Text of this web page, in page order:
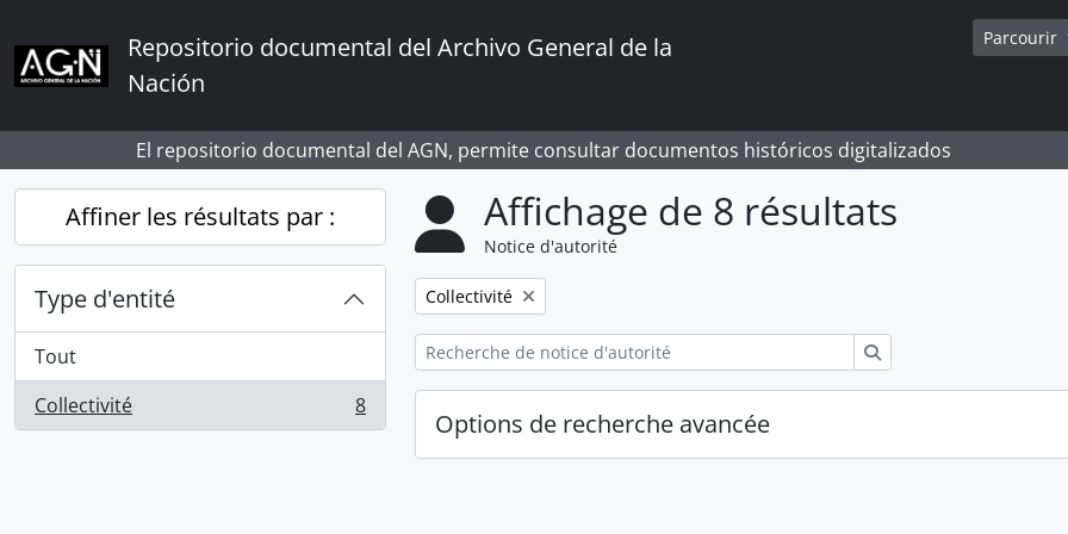
Repositorio documental del Archivo General de la
Nación
Parcourir
El repositorio documental del AGN, permite consultar documentos históricos digitalizados
Affiner les résultats par :
Type d'entité
Tout
Collectivité
, 8 résultats 8
Affichage de 8 résultats
Notice d'autorité
Remove filter:
Collectivité
Options de recherche avancée